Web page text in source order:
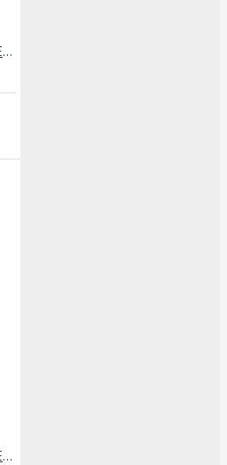
HROM SUŠAČ PEŠKIRA ELEGANT 500x1200(zaobljeni)
HROM SUŠAČ PEŠKIRA ELEGANT 500x1600(zaobljeni)